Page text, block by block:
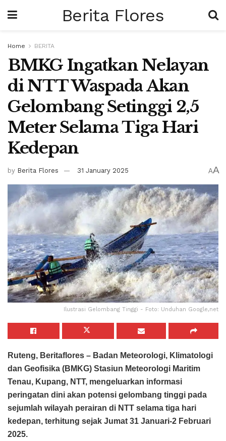
Berita Flores
Home BERITA
BMKG Ingatkan Nelayan
di NTT Waspada Akan
Gelombang Setinggi 2,5
Meter Selama Tiga Hari
Kedepan
by Berita Flores 31 January 2025 AA
Ilustrasi Gelombang Tinggi - Foto: Unduhan Google,net
Ruteng, Beritaflores – Badan Meteorologi, Klimatologi
dan Geofisika (BMKG) Stasiun Meteorologi Maritim
Tenau, Kupang, NTT, mengeluarkan informasi
peringatan dini akan potensi gelombang tinggi pada
sejumlah wilayah perairan di NTT selama tiga hari
kedepan, terhitung sejak Jumat 31 Januari-2 Februari
2025.